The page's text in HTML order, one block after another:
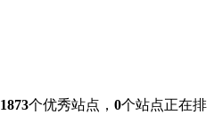
1873个优秀站点， 0个站点正在排